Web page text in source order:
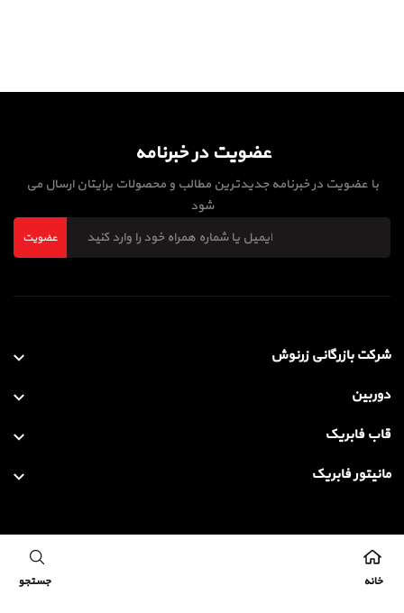
خانه جستجو
عضویت در خبرنامه
با عضویت در خبرنامه جدیدترین مطالب و محصولات برایتان ارسال می
شود
عضویت
شرکت بازرگانی زرنوش
دوربین
قاب فابریک
مانیتور فابریک
کلیه حقوق این سایت متعلق به شرکت بازرگانی زرنوش می باشد